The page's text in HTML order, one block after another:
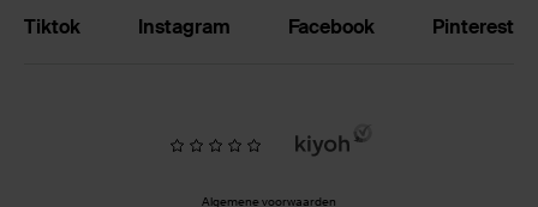
Tiktok Instagram Facebook Pinterest
Algemene voorwaarden